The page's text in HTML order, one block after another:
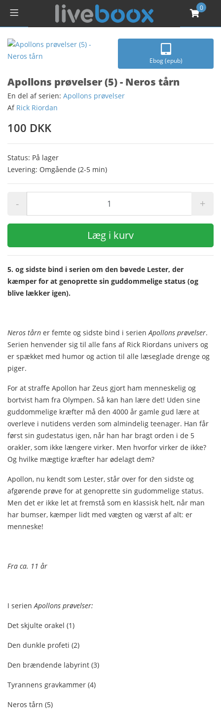
0
Ebog (epub)
Apollons prøvelser (5) - Neros tårn
En del af serien: Apollons prøvelser
Af Rick Riordan
100 DKK
Status: På lager
Levering: Omgående (2-5 min)
- +
Læg i kurv
5. og sidste bind i serien om den bøvede Lester, der
kæmper for at genoprette sin guddommelige status (og
blive lækker igen).
Neros tårn er femte og sidste bind i serienApollons prøvelser.
Serien henvender sig til alle fans af Rick Riordans univers og
er spækket med humor og action til alle læseglade drenge og
piger.
For at straffe Apollon har Zeus gjort ham menneskelig og
bortvist ham fra Olympen. Så kan han lære det! Uden sine
guddommelige kræfter må den 4000 år gamle gud lære at
overleve i nutidens verden som almindelig teenager. Han får
først sin gudestatus igen, når han har bragt orden i de 5
orakler, som ikke længere virker. Men hvorfor virker de ikke?
Og hvilke mægtige kræfter har ødelagt dem?
Apollon, nu kendt som Lester, står over for den sidste og
afgørende prøve for at genoprette sin gudommelige status.
Men det er ikke let at fremstå som en klassisk helt, når man
har bumser, kæmper lidt med vægten og værst af alt: er
menneske!
Fra ca. 11 år
I serien Apollons prøvelser:
Det skjulte orakel (1)
Den dunkle profeti (2)
Den brændende labyrint (3)
Tyrannens gravkammer (4)
Neros tårn (5)